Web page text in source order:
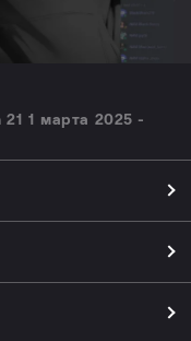
1 марта 2025 -